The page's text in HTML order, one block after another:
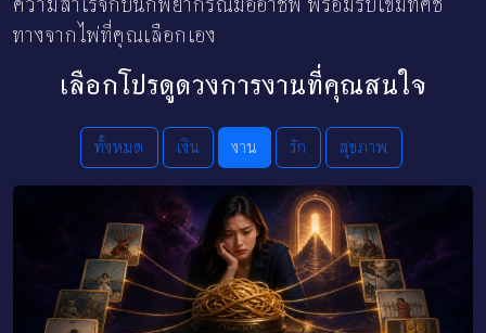
ทางจากไพ่ที่คุณเลือกเอง
เลือกโปรดูดวงการงานที่คุณสนใจ
ทั้งหมด เงิน งาน รัก สุขภาพ